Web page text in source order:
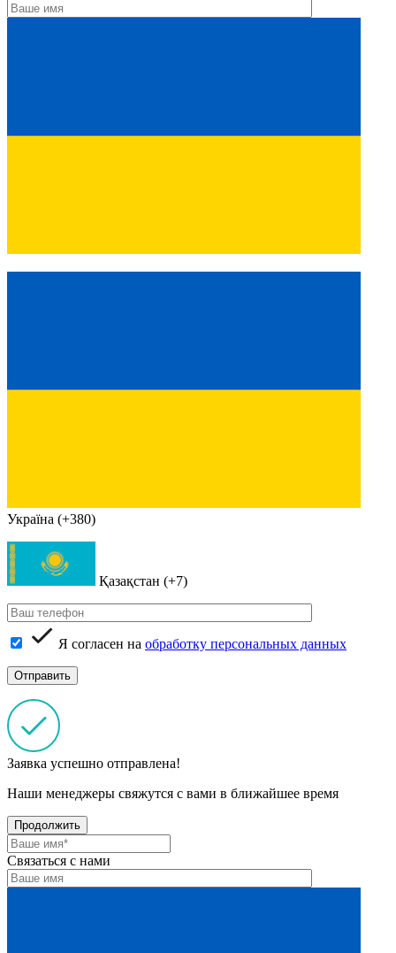
Україна (+380)
Қазақстан (+7)
Я согласен на обработку персональных данных
Заявка успешно отправлена!
Наши менеджеры свяжутся с вами в ближайшее время
Продолжить
Связаться с нами